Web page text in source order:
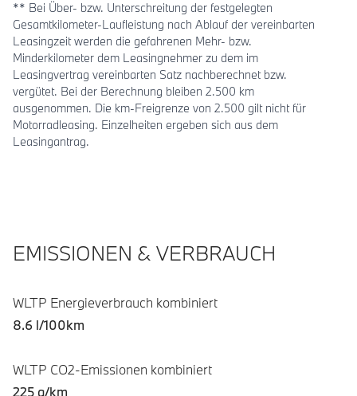
** Bei Über- bzw. Unterschreitung der festgelegten
Gesamtkilometer-Laufleistung nach Ablauf der vereinbarten
Leasingzeit werden die gefahrenen Mehr- bzw.
Minderkilometer dem Leasingnehmer zu dem im
Leasingvertrag vereinbarten Satz nachberechnet bzw.
vergütet. Bei der Berechnung bleiben 2.500 km
ausgenommen. Die km-Freigrenze von 2.500 gilt nicht für
Motorradleasing. Einzelheiten ergeben sich aus dem
Leasingantrag.
EMISSIONEN & VERBRAUCH
WLTP Energieverbrauch kombiniert
8.6 l/100km
WLTP CO2-Emissionen kombiniert
225 g/km